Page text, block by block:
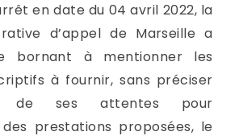
en date du 04 avril 2022, la
d’appel de Marseille a
bornant à mentionner les
à fournir, sans préciser
de ses attentes pour
prestations proposées, le